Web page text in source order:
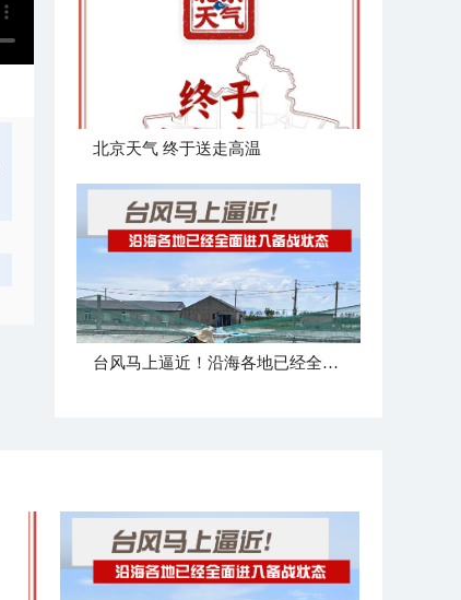
北京天气 终于送走高温
台风马上逼近！沿海各地已经全面进入备战状态